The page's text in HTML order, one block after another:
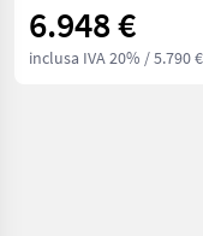
6.948 €
inclusa IVA 20% / 5.790